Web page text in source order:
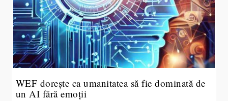
WEF dorește ca umanitatea să fie dominată de
un AI fără emoții